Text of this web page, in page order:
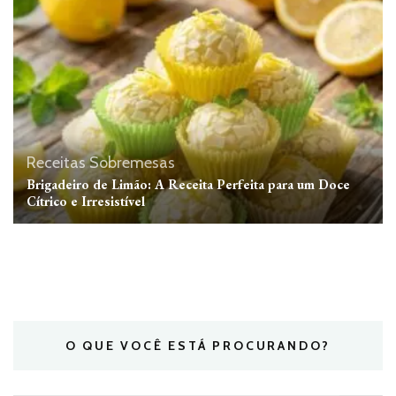
ReceitasSobremesas
Brigadeiro de Limão: A Receita Perfeita para um Doce
Cítrico e Irresistível
O QUE VOCÊ ESTÁ PROCURANDO?